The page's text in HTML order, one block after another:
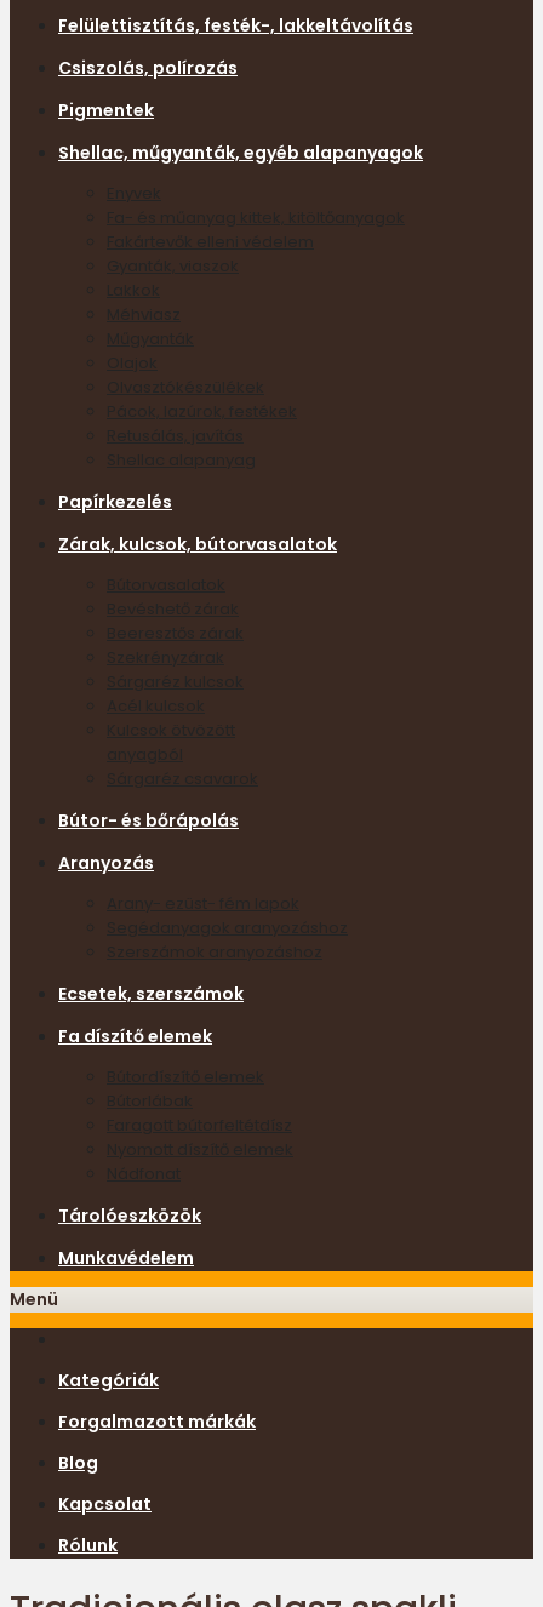
Felülettisztítás, festék-, lakkeltávolítás
Csiszolás, polírozás
Pigmentek
Shellac, műgyanták, egyéb alapanyagok
Enyvek
Fa- és műanyag kittek, kitöltőanyagok
Fakártevők elleni védelem
Gyanták, viaszok
Lakkok
Méhviasz
Műgyanták
Olajok
Olvasztókészülékek
Pácok, lazúrok, festékek
Retusálás, javítás
Papírkezelés
Zárak, kulcsok, bútorvasalatok
Bútorvasalatok
Bevéshető zárak
Beeresztős zárak
Szekrényzárak
Sárgaréz kulcsok
Acél kulcsok
Kulcsok ötvözött
Sárgaréz csavarok
Bútor- és bőrápolás
Aranyozás
Arany- ezüst- fém lapok
Segédanyagok aranyozáshoz
Szerszámok aranyozáshoz
Ecsetek, szerszámok
Fa díszítő elemek
Bútordíszítő elemek
Bútorlábak
Faragott bútorfeltétdísz
Nyomott díszítő elemek
Tárolóeszközök
Munkavédelem
Menü
Kategóriák
Forgalmazott márkák
Blog
Kapcsolat
Rólunk